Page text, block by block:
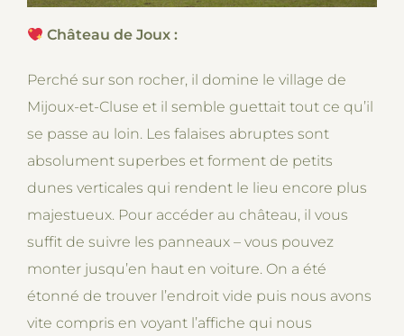
Château de Joux :
Perché sur son rocher, il domine le village de
Mijoux-et-Cluse et il semble guettait tout ce qu’il
se passe au loin. Les falaises abruptes sont
absolument superbes et forment de petits
dunes verticales qui rendent le lieu encore plus
majestueux. Pour accéder au château, il vous
suffit de suivre les panneaux – vous pouvez
monter jusqu’en haut en voiture. On a été
étonné de trouver l’endroit vide puis nous avons
vite compris en voyant l’affiche qui nous